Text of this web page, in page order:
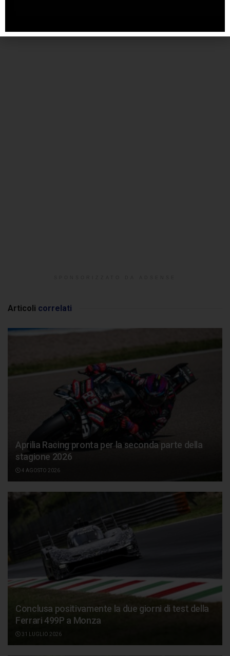
Articoli correlati
Aprilia Racing pronta per la seconda parte della
stagione 2026
4 AGOSTO 2026
Conclusa positivamente la due giorni di test della
Ferrari 499P a Monza
31 LUGLIO 2026